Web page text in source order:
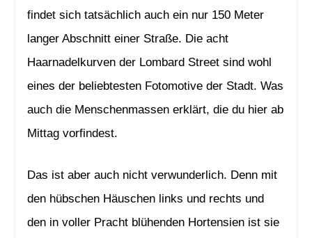
findet sich tatsächlich auch ein nur 150 Meter
langer Abschnitt einer Straße. Die acht
Haarnadelkurven der Lombard Street sind wohl
eines der beliebtesten Fotomotive der Stadt. Was
auch die Menschenmassen erklärt, die du hier ab
Mittag vorfindest.
Das ist aber auch nicht verwunderlich. Denn mit
den hübschen Häuschen links und rechts und
den in voller Pracht blühenden Hortensien ist sie